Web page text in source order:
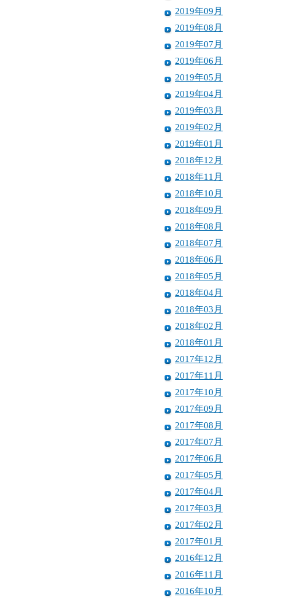
2019年09月
2019年08月
2019年07月
2019年06月
2019年05月
2019年04月
2019年03月
2019年02月
2019年01月
2018年12月
2018年11月
2018年10月
2018年09月
2018年08月
2018年07月
2018年06月
2018年05月
2018年04月
2018年03月
2018年02月
2018年01月
2017年12月
2017年11月
2017年10月
2017年09月
2017年08月
2017年07月
2017年06月
2017年05月
2017年04月
2017年03月
2017年02月
2017年01月
2016年12月
2016年11月
2016年10月